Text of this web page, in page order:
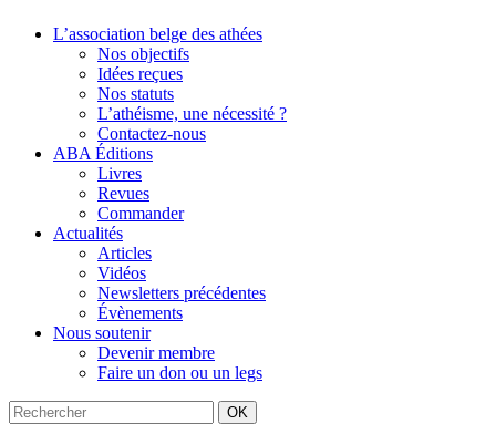
L’association belge des athées
Nos objectifs
Idées reçues
Nos statuts
L’athéisme, une nécessité ?
Contactez-nous
ABA Éditions
Livres
Revues
Commander
Actualités
Articles
Vidéos
Newsletters précédentes
Évènements
Nous soutenir
Devenir membre
Faire un don ou un legs
OK